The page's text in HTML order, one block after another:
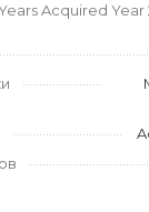
Acquired Year